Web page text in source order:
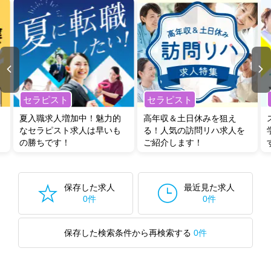
セラピスト
夏入職求人増加中！魅力的
なセラピスト求人は早いも
の勝ちです！
セラピスト
高年収＆土日休みを狙え
る！人気の訪問リハ求人を
ご紹介します！
保存した求人
0件
最近見た求人
0件
保存した検索条件から再検索する 0件